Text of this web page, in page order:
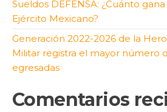
Sueldos DEFENSA: ¿Cuánto
Ejército Mexicano?
Generación 2022-2026 de la
Militar registra el mayor número
egresadas
Comentarios